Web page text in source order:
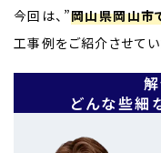
今回は、”岡山県岡山市
工事例をご紹介させてい
どんな些細